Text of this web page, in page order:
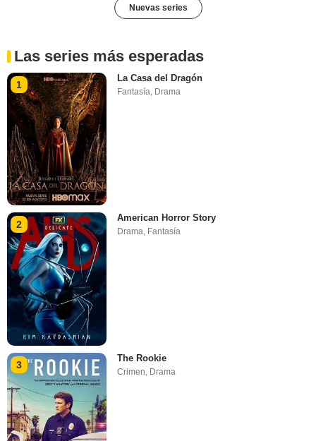
Nuevas series
Las series más esperadas
1
La Casa del Dragón
Fantasía, Drama
2
American Horror Story
Drama, Fantasía
3
The Rookie
Crimen Drama